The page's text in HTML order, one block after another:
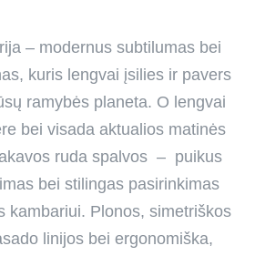
– modernus subtilumas bei
kuris lengvai įsilies ir pavers
ramybės planeta. O lengvai
bei visada aktualios matinės
ruda spalvos – puikus
bei stilingas pasirinkimas
kambariui. Plonos, simetriškos
linijos bei ergonomiška,